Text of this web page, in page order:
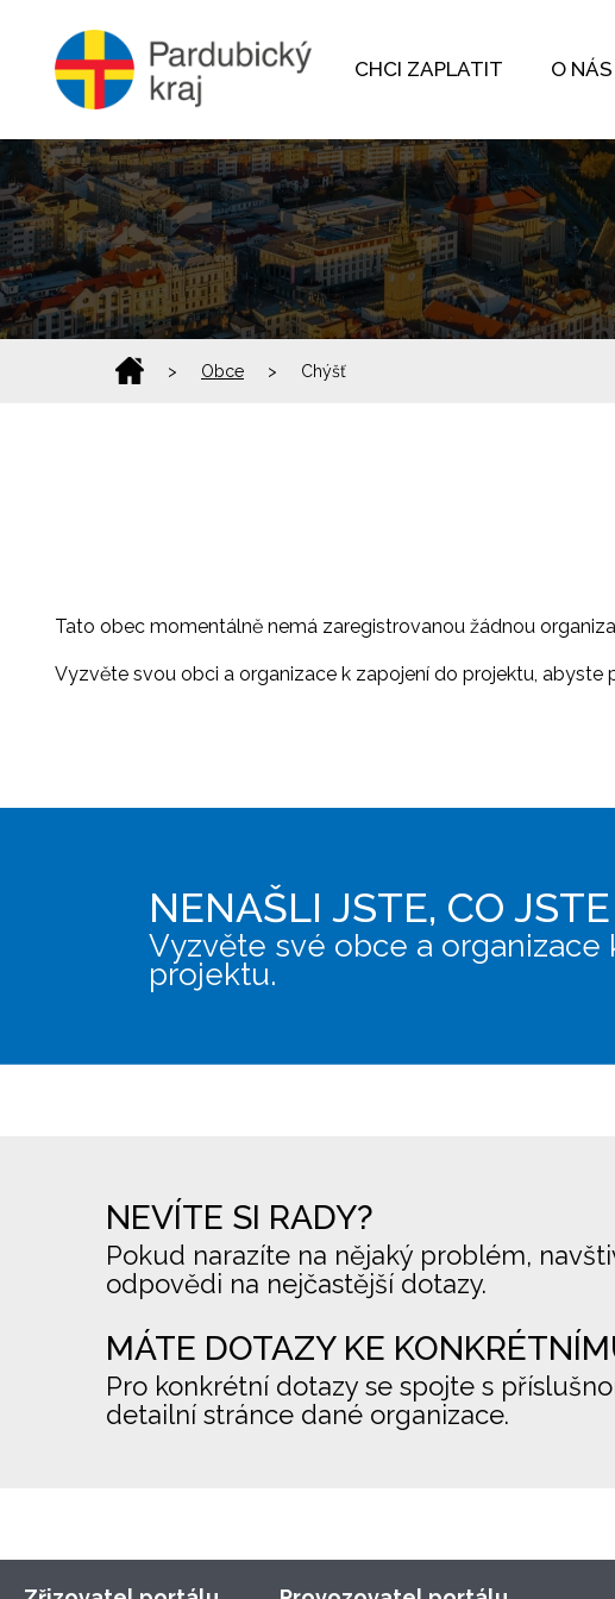
CHCI ZAPLATIT O NÁS
> Obce > Chýšť
Tato obec momentálně nemá zaregistrovanou žádnou
Vyzvěte svou obci a organizace k zapojení do projektu, abyste
NENAŠLI JSTE, CO
Vyzvěte své obce a organizace
projektu.
NEVÍTE SI RADY?
Pokud narazíte na nějaký problém,
odpovědi na nejčastější dotazy.
MÁTE DOTAZY KE
Pro konkrétní dotazy se spojte s
detailní stránce dané organizace.